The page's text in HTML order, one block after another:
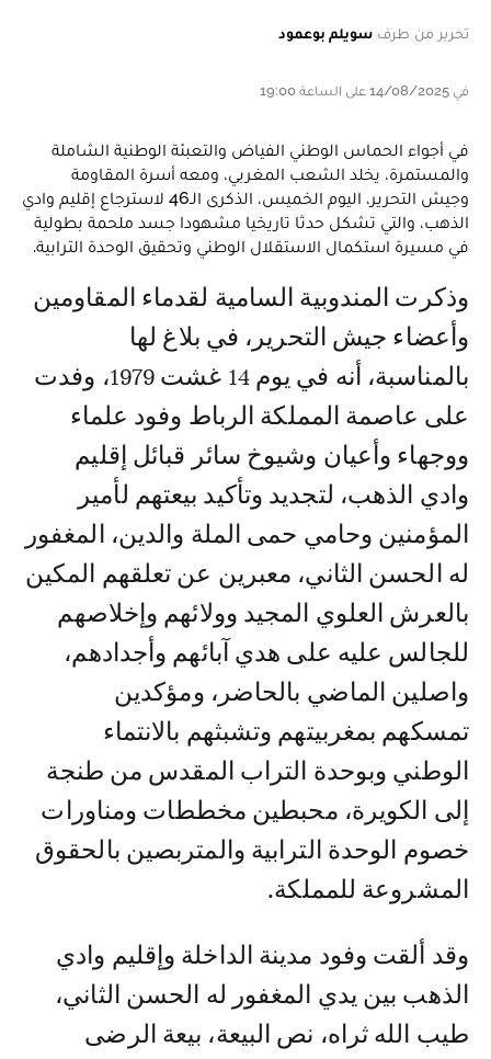
تحرير من طرف سويلم بوعمود
في 14/08/2025 على الساعة 19:00
في أجواء الحماس الوطني الفياض والتعبئة الوطنية الشاملة
والمستمرة، يخلد الشعب المغربي، ومعه أسرة المقاومة
وجيش التحرير، اليوم الخميس، الذكرى الـ46 لاسترجاع إقليم وادي
الذهب، والتي تشكل حدثا تاريخيا مشهودا جسد ملحمة بطولية
في مسيرة استكمال الاستقلال الوطني وتحقيق الوحدة الترابية.
وذكرت المندوبية السامية لقدماء المقاومين
وأعضاء جيش التحرير، في بلاغ لها
بالمناسبة، أنه في يوم 14 غشت 1979، وفدت
على عاصمة المملكة الرباط وفود علماء
ووجهاء وأعيان وشيوخ سائر قبائل إقليم
وادي الذهب، لتجديد وتأكيد بيعتهم لأمير
المؤمنين وحامي حمى الملة والدين، المغفور
له الحسن الثاني، معبرين عن تعلقهم المكين
بالعرش العلوي المجيد وولائهم وإخلاصهم
للجالس عليه على هدي آبائهم وأجدادهم،
واصلين الماضي بالحاضر، ومؤكدين
تمسكهم بمغربيتهم وتشبثهم بالانتماء
الوطني وبوحدة التراب المقدس من طنجة
إلى الكويرة، محبطين مخططات ومناورات
خصوم الوحدة الترابية والمتربصين بالحقوق
المشروعة للمملكة.
وقد ألقت وفود مدينة الداخلة وإقليم وادي
الذهب بين يدي المغفور له الحسن الثاني،
طيب الله ثراه، نص البيعة، بيعة الرضى